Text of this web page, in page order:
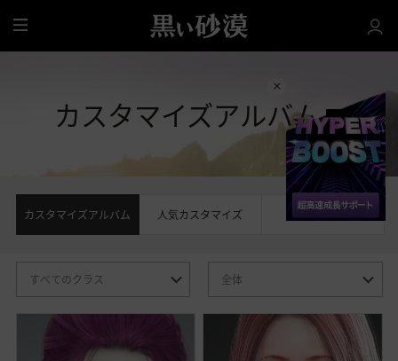
全
体
カスタマイズアルバム
カスタマイズアルバム 人気カスタマイズ 人気製作者
選